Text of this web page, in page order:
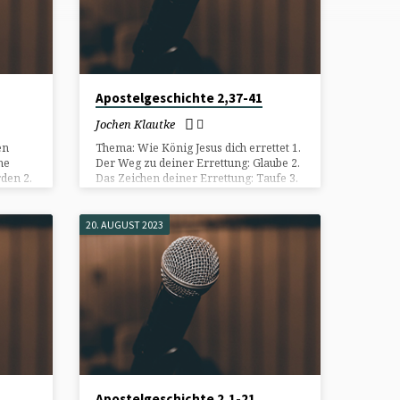
2.
Apostelgeschichte 2,37-41
Jochen Klautke
Thema: Wie König Jesus dich errettet 1.
Der Weg zu deiner Errettung: Glaube 2.
Das Zeichen deiner Errettung: Taufe 3.
20. AUGUST 2023